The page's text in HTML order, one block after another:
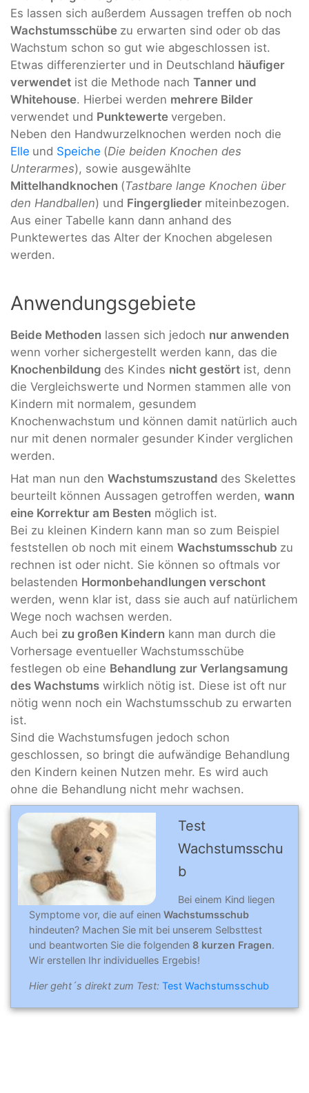
Es lassen sich außerdem Aussagen treffen ob noch
Wachstumsschübe zu erwarten sind oder ob das
Wachstum schon so gut wie abgeschlossen ist.
Etwas differenzierter und in Deutschland häufiger
verwendet ist die Methode nach Tanner und
Whitehouse. Hierbei werden mehrere Bilder
verwendet und Punktewerte vergeben.
Neben den Handwurzelknochen werden noch die
Elle und Speiche (Die beiden Knochen des
Unterarmes), sowie ausgewählte
Mittelhandknochen (Tastbare lange Knochen über
den Handballen) und Fingerglieder miteinbezogen.
Aus einer Tabelle kann dann anhand des
Punktewertes das Alter der Knochen abgelesen
werden.
Anwendungsgebiete
Beide Methoden lassen sich jedoch nur anwenden
wenn vorher sichergestellt werden kann, das die
Knochenbildung des Kindes nicht gestört ist, denn
die Vergleichswerte und Normen stammen alle von
Kindern mit normalem, gesundem
Knochenwachstum und können damit natürlich auch
nur mit denen normaler gesunder Kinder verglichen
werden.
Hat man nun den Wachstumszustand des Skelettes
beurteilt können Aussagen getroffen werden, wann
eine Korrektur am Besten möglich ist.
Bei zu kleinen Kindern kann man so zum Beispiel
feststellen ob noch mit einem Wachstumsschub zu
rechnen ist oder nicht. Sie können so oftmals vor
belastenden Hormonbehandlungen verschont
werden, wenn klar ist, dass sie auch auf natürlichem
Wege noch wachsen werden.
Auch bei zu großen Kindern kann man durch die
Vorhersage eventueller Wachstumsschübe
festlegen ob eine Behandlung zur Verlangsamung
des Wachstums wirklich nötig ist. Diese ist oft nur
nötig wenn noch ein Wachstumsschub zu erwarten
ist.
Sind die Wachstumsfugen jedoch schon
geschlossen, so bringt die aufwändige Behandlung
den Kindern keinen Nutzen mehr. Es wird auch
ohne die Behandlung nicht mehr wachsen.
Test
Wachstumsschu
b
Bei einem Kind liegen
Symptome vor, die auf einen Wachstumsschub
hindeuten? Machen Sie mit bei unserem Selbsttest
und beantworten Sie die folgenden 8 kurzen Fragen.
Wir erstellen Ihr individuelles Ergebis!
Hier geht´s direkt zum Test: Test Wachstumsschub